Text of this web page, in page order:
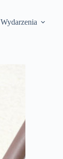
Wydarzenia